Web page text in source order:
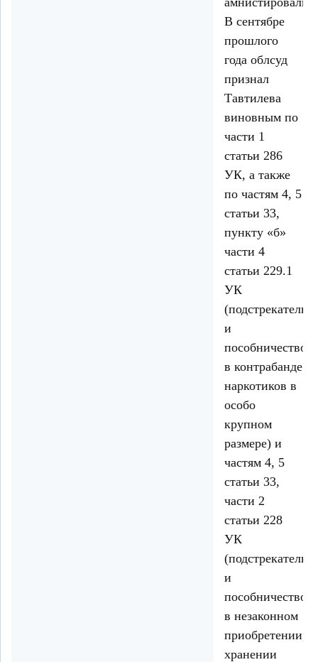
В сентябре
прошлого
года облсуд
признал
Тавтилева
виновным по
части 1
статьи 286
УК, а также
по частям 4, 5
статьи 33,
пункту «б»
части 4
статьи 229.1
УК
и
пособничество
в контрабанде
наркотиков в
особо
крупном
размере) и
частям 4, 5
статьи 33,
части 2
статьи 228
УК
и
пособничество
в незаконном
приобретении,
хранении